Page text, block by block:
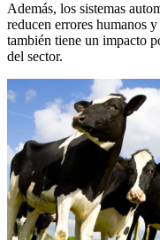
Además, los sistemas
reducen errores humanos
también tiene un impacto
del sector.